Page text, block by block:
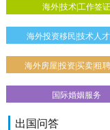
海外|技术|工作签证
海外投资移民|技术人
海外房屋|投资|买卖|租
国际婚姻服务
出国问答